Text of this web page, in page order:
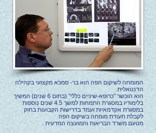
המומחה לשיקום הפה הוא בר- סמכא מקצועי בקהילה
הדנטאלית.
הוא הוכשר "כרופא-שיניים כללי" (בתום 6 שנים) המשיך
בלימודיו במסגרת התמחות למשך 4.5 שנים נוספות
במסגרת אקדמאיות ועמד בדרישות הקבועות בחוק
לקבלת תעודת מומחה בשיקום הפה
מטעם משרד הבריאות והמועצה המדעית .